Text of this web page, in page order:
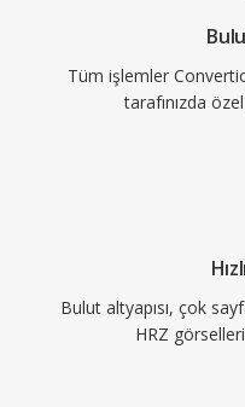
Tüm işlemler
tarafınızda
Bulut altyapısı, çok
HRZ